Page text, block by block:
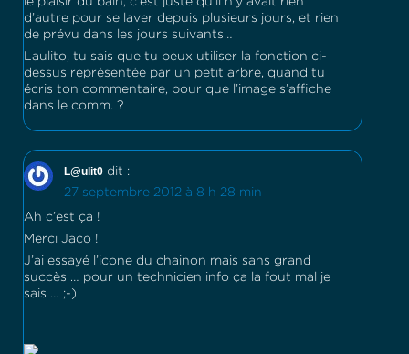
le plaisir du bain, c’est juste qu’il n’y avait rien
d’autre pour se laver depuis plusieurs jours, et rien
de prévu dans les jours suivants…
Laulito, tu sais que tu peux utiliser la fonction ci-
dessus représentée par un petit arbre, quand tu
écris ton commentaire, pour que l’image s’affiche
dans le comm. ?
L@ulit0 dit :
27 septembre 2012 à 8 h 28 min
Ah c’est ça !
Merci Jaco !
J’ai essayé l’icone du chainon mais sans grand
succès … pour un technicien info ça la fout mal je
sais … ;-)